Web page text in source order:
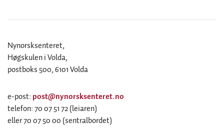
Nynorsksenteret,
Høgskulen i Volda,
postboks 500, 6101 Volda
e-post: post@nynorsksenteret.no
telefon: 70 07 51 72 (leiaren)
eller 70 07 50 00 (sentralbordet)